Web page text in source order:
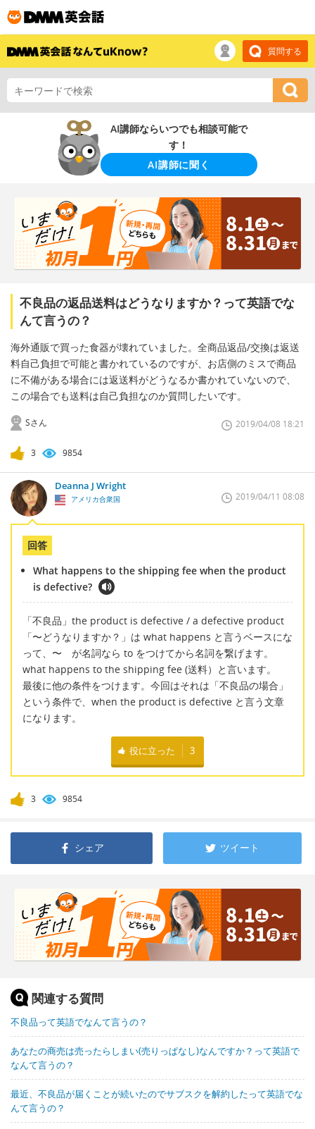
質問する
AI講師ならいつでも相談可能で
す！
AI講師に聞く
不良品の返品送料はどうなりますか？って英語でな
んて言うの？
海外通販で買った食器が壊れていました。全商品返品/交換は返送
料自己負担で可能と書かれているのですが、お店側のミスで商品
に不備がある場合には返送料がどうなるか書かれていないので、
この場合でも送料は自己負担なのか質問したいです。
Sさん 2019/04/08 18:21
3 9854
Deanna J Wright
アメリカ合衆国 2019/04/11 08:08
回答
What happens to the shipping fee when the product
is defective?
「不良品」the product is defective / a defective product
「〜どうなりますか？」は what happens と言うベースにな
って、〜 が名詞なら to をつけてから名詞を繋げます。
what happens to the shipping fee (送料）と言います。
最後に他の条件をつけます。今回はそれは「不良品の場合」
という条件で、when the product is defective と言う文章
になります。
役に立った 3
3 9854
シェア ツイート
関連する質問
不良品って英語でなんて言うの？
あなたの商売は売ったらしまい(売りっぱなし)なんですか？って英語で
なんて言うの？
最近、不良品が届くことが続いたのでサブスクを解約したって英語でな
んて言うの？